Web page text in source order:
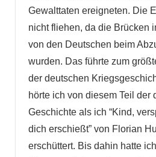
Gewalttaten ereigneten. Die
nicht fliehen, da die Brücken
von den Deutschen beim
wurden. Das führte zum
der deutschen
hörte ich von diesem Teil der
Geschichte als ich “Kind,
dich erschießt” von Florian
erschüttert. Bis dahin hatte